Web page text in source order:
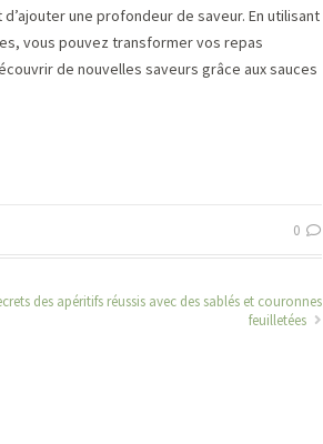
une profondeur de saveur. En utilisant
vous pouvez transformer vos repas
de nouvelles saveurs grâce aux sauces
0
des apéritifs réussis avec des sablés et couronnes
feuilletées